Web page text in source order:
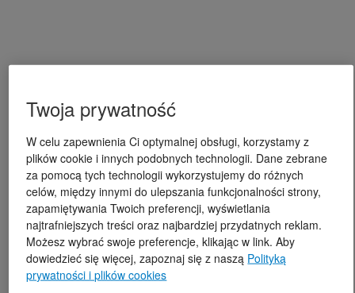
Twoja prywatność
W celu zapewnienia Ci optymalnej obsługi, korzystamy z
plików cookie i innych podobnych technologii. Dane zebrane
za pomocą tych technologii wykorzystujemy do różnych
celów, między innymi do ulepszania funkcjonalności strony,
zapamiętywania Twoich preferencji, wyświetlania
najtrafniejszych treści oraz najbardziej przydatnych reklam.
Możesz wybrać swoje preferencje, klikając w link. Aby
dowiedzieć się więcej, zapoznaj się z naszą Polityką
prywatności i plików cookies